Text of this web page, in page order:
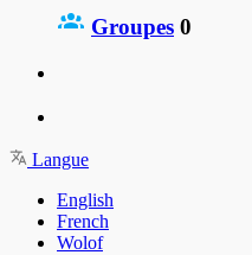
Groupes 0
Langue
English
French
Wolof